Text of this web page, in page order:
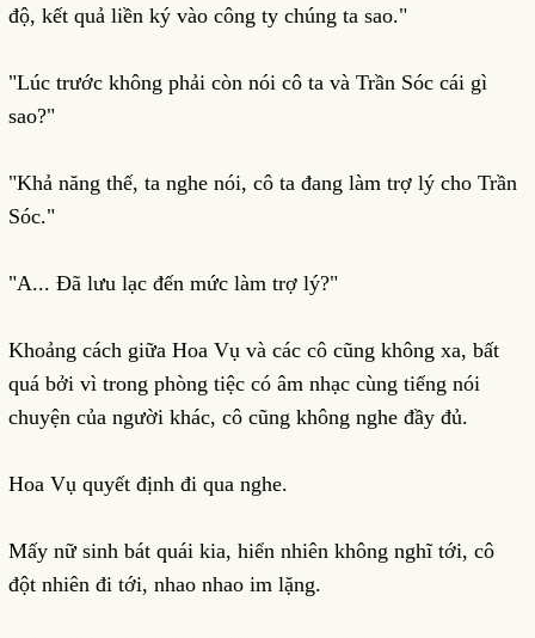
độ, kết quả liền ký vào công ty chúng ta sao."
"Lúc trước không phải còn nói cô ta và Trần Sóc cái gì
sao?"
"Khả năng thế, ta nghe nói, cô ta đang làm trợ lý cho Trần
Sóc."
"A... Đã lưu lạc đến mức làm trợ lý?"
Khoảng cách giữa Hoa Vụ và các cô cũng không xa, bất
quá bởi vì trong phòng tiệc có âm nhạc cùng tiếng nói
chuyện của người khác, cô cũng không nghe đầy đủ.
Hoa Vụ quyết định đi qua nghe.
Mấy nữ sinh bát quái kia, hiển nhiên không nghĩ tới, cô
đột nhiên đi tới, nhao nhao im lặng.